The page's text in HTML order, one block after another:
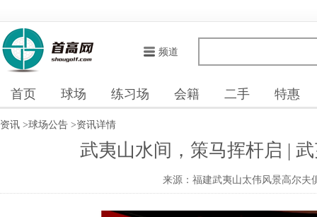
频道
首页 球场 练习场 会籍 二手 特惠
资讯 >球场公告 >资讯详情
武夷山水间，策马挥杆启 |
来源：福建武夷山太伟风景高尔夫